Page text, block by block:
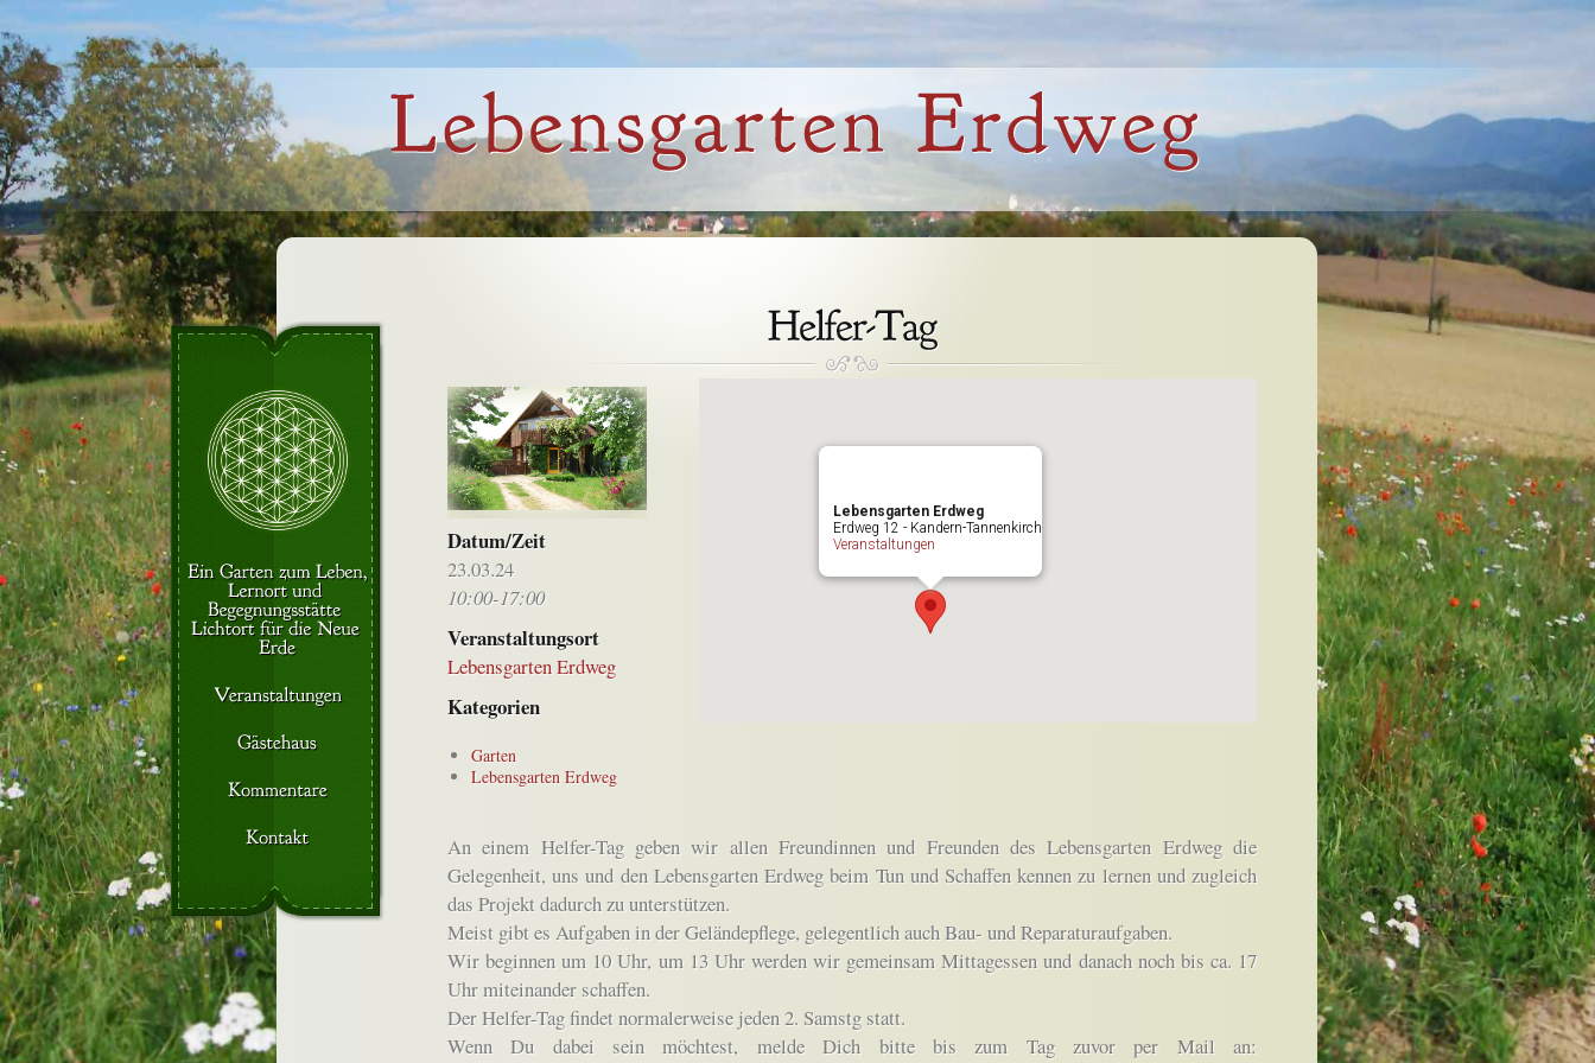
Lebensgarten Erdweg
Erdweg 12 - Kandern-Tannenkirch
Veranstaltungen
Datum/Zeit
23.03.24
10:00-17:00
Veranstaltungsort
Lebensgarten Erdweg
Kategorien
Garten
Lebensgarten Erdweg
An einem Helfer-Tag geben wir allen Freundinnen und Freunden des Lebensgarten Erdweg die
Gelegenheit, uns und den Lebensgarten Erdweg beim Tun und Schaffen kennen zu lernen und zugleich
das Projekt dadurch zu unterstützen.
Meist gibt es Aufgaben in der Geländepflege, gelegentlich auch Bau- und Reparaturaufgaben.
Wir beginnen um 10 Uhr, um 13 Uhr werden wir gemeinsam Mittagessen und danach noch bis ca. 17
Uhr miteinander schaffen.
Der Helfer-Tag findet normalerweise jeden 2. Samstg statt.
Wenn Du dabei sein möchtest, melde Dich bitte bis zum Tag zuvor per Mail an: